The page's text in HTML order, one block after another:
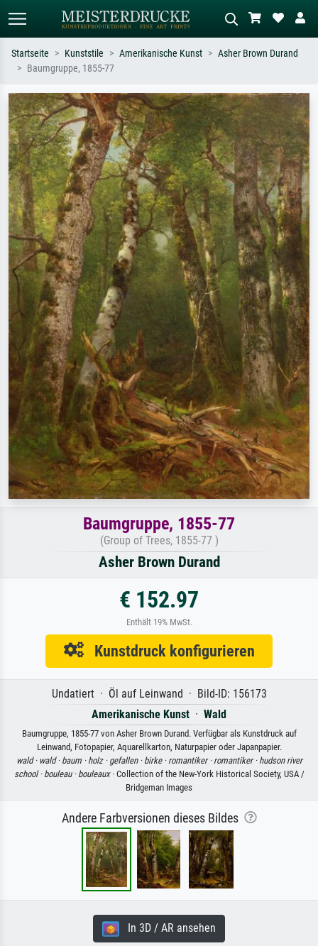
Suchen Sie nach Künstlern, Werktiteln
oder Stilen – z.B. Monet,
Sternennacht, Impressionismus, Welle
Hokusai, Akt.
Beschreiben Sie die Szene – z.B. Grüne
Wiese, Abstrakt mit viel Rot, Dunkles
Ölgemälde, Stehender Akt neben einem
Baum.
Startseite Kunststile Amerikanische Kunst
Asher Brown Durand
Baumgruppe, 1855-77
Baumgruppe, 1855-77
(Group of Trees, 1855-77 )
Asher Brown Durand
€ 152.97
Enthält 19% MwSt.
Kunstdruck konfigurieren
Undatiert · Öl auf Leinwand · Bild-ID: 156173
Amerikanische Kunst · Wald
Baumgruppe, 1855-77 von Asher Brown Durand. Verfügbar als Kunstdruck auf
Leinwand, Fotopapier, Aquarellkarton, Naturpapier oder Japanpapier.
wald · wald · baum · holz · gefallen · birke · romantiker · romantiker · hudson river
school · bouleau · bouleaux· Collection of the New-York Historical Society, USA /
Bridgeman Images
Andere Farbversionen dieses Bildes
In 3D / AR ansehen